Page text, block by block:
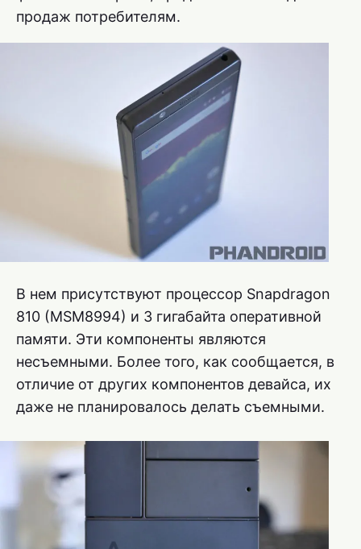
продаж потребителям.
В нем присутствуют процессор Snapdragon
810 (MSM8994) и 3 гигабайта оперативной
памяти. Эти компоненты являются
несъемными. Более того, как сообщается, в
отличие от других компонентов девайса, их
даже не планировалось делать съемными.